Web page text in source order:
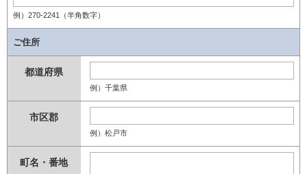
例）270-2241（半角数字）
ご住所
例）千葉県
例）松戸市